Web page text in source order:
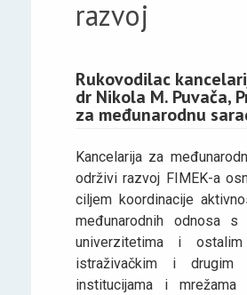
razvoj
Rukovodilac
dr Nikola M. Puvača,
za međunarodnu
Kancelarija za
održivi razvoj FIMEK-a
ciljem koordinacije
međunarodnih odnosa s
univerzitetima i ostalim
istraživačkim i drugim
institucijama i mrežama